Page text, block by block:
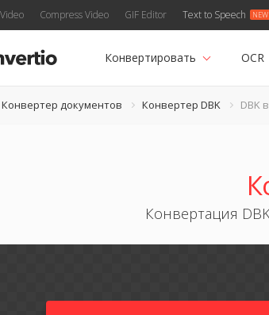
Compress Video GIF Editor Text to Speech
Конвертировать OCR
Конвертер документов Конвертер DBK DBK
Конвертация